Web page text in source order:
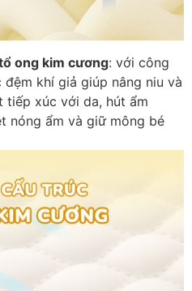
ong kim cương: với công
đệm khí giả giúp nâng niu và
tiếp xúc với da, hút ẩm
nóng ẩm và giữ mông bé